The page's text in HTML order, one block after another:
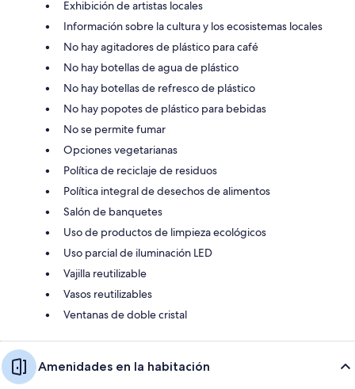
Exhibición de artistas locales
Información sobre la cultura y los ecosistemas locales
No hay agitadores de plástico para café
No hay botellas de agua de plástico
No hay botellas de refresco de plástico
No hay popotes de plástico para bebidas
No se permite fumar
Opciones vegetarianas
Política de reciclaje de residuos
Política integral de desechos de alimentos
Salón de banquetes
Uso de productos de limpieza ecológicos
Uso parcial de iluminación LED
Vajilla reutilizable
Vasos reutilizables
Ventanas de doble cristal
Amenidades en la habitación